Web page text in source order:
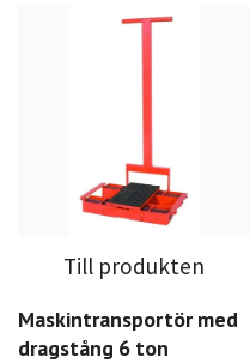
Till produkten
Maskintransportör med
dragstång 6 ton